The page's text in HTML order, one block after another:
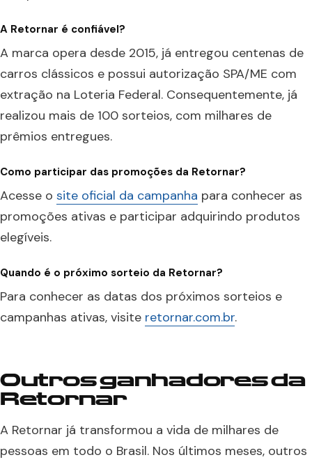
A Retornar é confiável?
A marca opera desde 2015, já entregou centenas de
carros clássicos e possui autorização SPA/ME com
extração na Loteria Federal. Consequentemente, já
realizou mais de 100 sorteios, com milhares de
prêmios entregues.
Como participar das promoções da Retornar?
Acesse o site oficial da campanha para conhecer as
promoções ativas e participar adquirindo produtos
elegíveis.
Quando é o próximo sorteio da Retornar?
Para conhecer as datas dos próximos sorteios e
campanhas ativas, visite retornar.com.br.
Outros ganhadores da
Retornar
A Retornar já transformou a vida de milhares de
pessoas em todo o Brasil. Nos últimos meses, outros